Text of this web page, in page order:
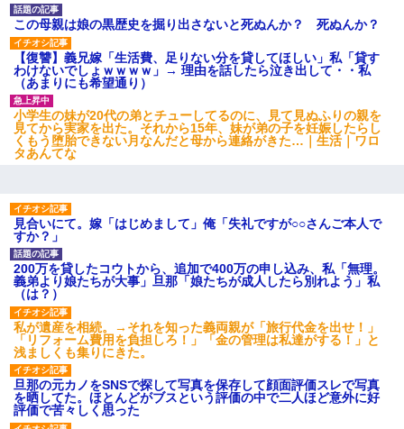
この母親は娘の黒歴史を掘り出さないと死ぬんか？ 死ぬんか？
【復讐】義兄嫁「生活費、足りない分を貸してほしい」私「貸す
わけないでしょｗｗｗｗ」→ 理由を話したら泣き出して・・私
（あまりにも希望通り）
小学生の妹が20代の弟とチューしてるのに、見て見ぬふりの親を
見てから実家を出た。それから15年、妹が弟の子を妊娠したらし
くもう堕胎できない月なんだと母から連絡がきた…｜生活｜ワロ
タあんてな
見合いにて。嫁「はじめまして」俺「失礼ですが○○さんご本人で
すか？」
200万を貸したコウトから、追加で400万の申し込み、私「無理。
義弟より娘たちが大事」旦那「娘たちが成人したら別れよう」私
（は？）
私が遺産を相続。→それを知った義両親が「旅行代金を出せ！」
「リフォーム費用を負担しろ！」「金の管理は私達がする！」と
浅ましくも集りにきた。
旦那の元カノをSNSで探して写真を保存して顔面評価スレで写真
を晒してた。ほとんどがブスという評価の中で二人ほど意外に好
評価で苦々しく思った